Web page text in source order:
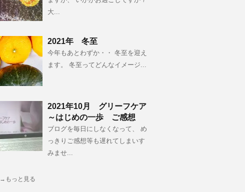
大...
2021年 冬至
今年もあとわずか・・ 冬至を迎え
ます。 冬至ってどんなイメージ...
2021年10月 グリーフケア
～はじめの一歩 ご感想
ブログを毎日にしなくなって、 め
っきりご感想等も遅れてしまいす
みませ...
→もっと見る